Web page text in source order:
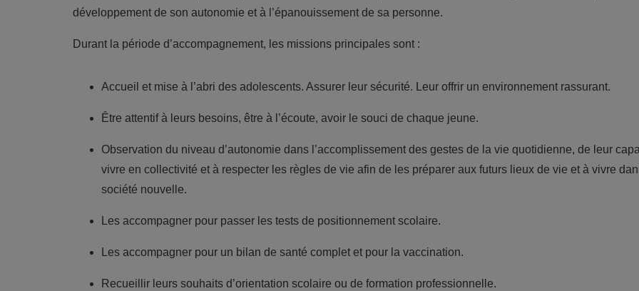
développement de son autonomie et à l’épanouissement de sa personne.
Durant la période d’accompagnement, les missions principales sont :
Accueil et mise à l’abri des adolescents. Assurer leur sécurité. Leur offrir un environnement rassurant.
Être attentif à leurs besoins, être à l’écoute, avoir le souci de chaque jeune.
Observation du niveau d’autonomie dans l’accomplissement des gestes de la vie quotidienne, de leur
vivre en collectivité et à respecter les règles de vie afin de les préparer aux futurs lieux de vie et à vivre
société nouvelle.
Les accompagner pour passer les tests de positionnement scolaire.
Les accompagner pour un bilan de santé complet et pour la vaccination.
Recueillir leurs souhaits d’orientation scolaire ou de formation professionnelle.